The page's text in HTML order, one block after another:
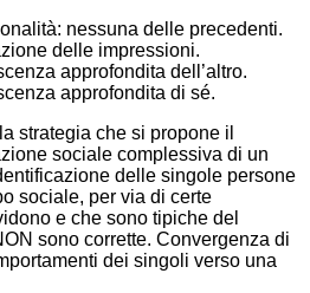
nessuna delle precedenti.
delle impressioni.
approfondita dell’altro.
approfondita di sé.
strategia che si propone il
sociale complessiva di un
delle singole persone
sociale, per via di certe
e che sono tipiche del
sono corrette. Convergenza di
dei singoli verso una